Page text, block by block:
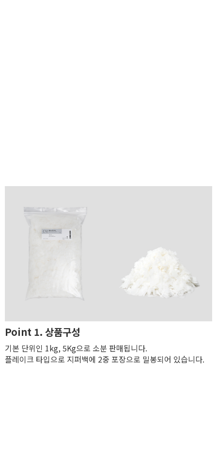
Point 1. 상품구성
기본 단위인 1kg, 5Kg으로 소분 판매됩니다.
플레이크 타입으로 지퍼백에 2중 포장으로 밀봉되어 있습니다.